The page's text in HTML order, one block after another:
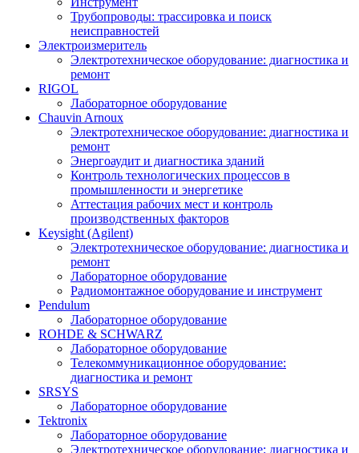
Трубопроводы: трассировка и поиск
неисправностей
Электроизмеритель
Электротехническое оборудование: диагностика и
ремонт
RIGOL
Лабораторное оборудование
Chauvin Arnoux
Электротехническое оборудование: диагностика и
ремонт
Энергоаудит и диагностика зданий
Контроль технологических процессов в
промышленности и энергетике
Аттестация рабочих мест и контроль
производственных факторов
Keysight (Agilent)
Электротехническое оборудование: диагностика и
ремонт
Лабораторное оборудование
Радиомонтажное оборудование и инструмент
Pendulum
Лабораторное оборудование
ROHDE & SCHWARZ
Лабораторное оборудование
Телекоммуникационное оборудование:
диагностика и ремонт
SRSYS
Лабораторное оборудование
Tektronix
Лабораторное оборудование
Электротехническое оборудование: диагностика и